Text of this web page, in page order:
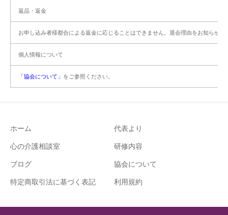
返品・返金
お申し込み者様都合による返金に応じることはできません。退会理由をお知らせく
個人情報について
「協会について」 をご参照ください。
ホーム 代表より
心の介護相談室 研修内容
ブログ 協会について
特定商取引法に基づく表記 利用規約